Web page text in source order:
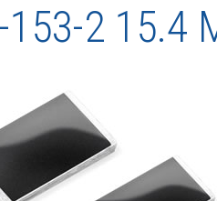
153-2 15.4